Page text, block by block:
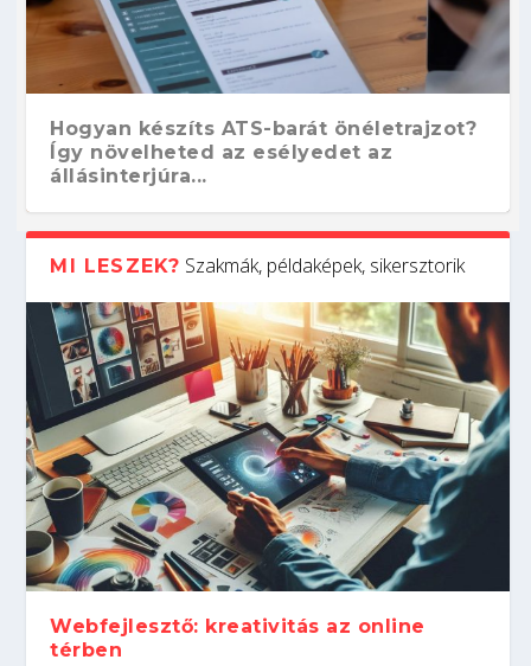
Hogyan készíts ATS-barát önéletrajzot?
Így növelheted az esélyedet az
állásinterjúra...
Kitalálod, mire használják ezeket a
gépeket?
Nem sikerült az egyetemi felvételi?
Tanulj szakmát!
Szoftverfejlesztő: verseny kódban –
amikor néhány sor program dönti el a
világversenyt...
Digitális detox – hogyan kapcsolódj ki
telefon nélkül?
MI LESZEK? Szakmák, példaképek, sikersztorik
Webfejlesztő: kreativitás az online
térben